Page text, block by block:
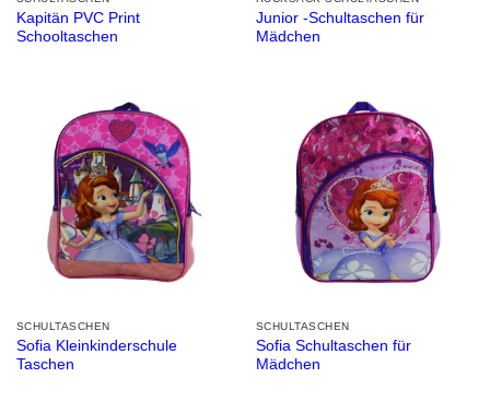
Kapitän PVC Print
Schooltaschen
Junior -Schultaschen für
Mädchen
SCHULTASCHEN
Sofia Kleinkinderschule
Taschen
SCHULTASCHEN
Sofia Schultaschen für
Mädchen